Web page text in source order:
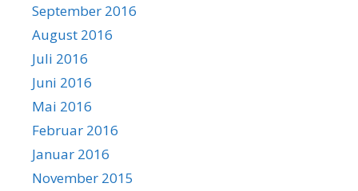
September 2016
August 2016
Juli 2016
Juni 2016
Mai 2016
Februar 2016
Januar 2016
November 2015